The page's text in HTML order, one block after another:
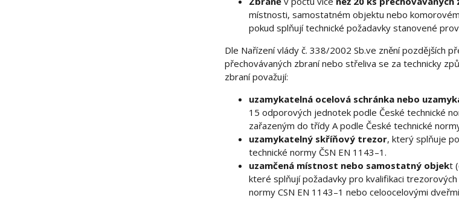
místnosti, samostatném objektu nebo
pokud splňují technické požadavky stanovené
Dle Nařízení vlády č. 338/2002 Sb.ve znění pozdějších
přechovávaných zbraní nebo střeliva se za technicky
zbraní považují:
uzamykatelná ocelová schránka nebo
15 odporových jednotek podle České technické
zařazeným do třídy A podle České technické
uzamykatelný skříňový trezor, který splňuje
technické normy ČSN EN 1143–1.
uzamčená místnost nebo samostatný objekt
které splňují požadavky pro kvalifikaci
normy CSN EN 1143–1 nebo celoocelovými